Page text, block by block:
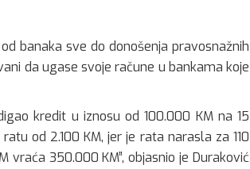
banaka sve do donošenja pravosnažnih
da ugase svoje račune u bankama koje
kredit u iznosu od 100.000 KM na 15
od 2.100 KM, jer je rata narasla za 110
350.000 KM”, objasnio je Duraković